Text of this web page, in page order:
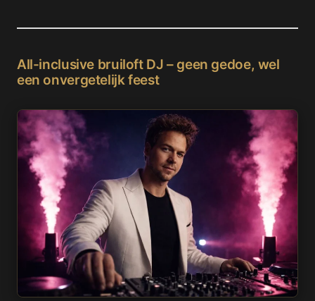
All-inclusive bruiloft DJ – geen gedoe, wel
een onvergetelijk feest